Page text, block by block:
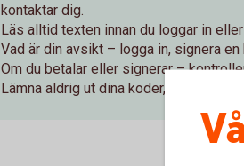
kontaktar dig.
Läs alltid texten innan du loggar in
Vad är din avsikt – logga in, signera
Om du betalar eller signerar –
Lämna aldrig ut dina koder, lösenord